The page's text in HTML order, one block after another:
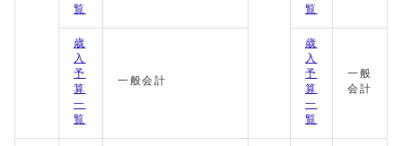
覧
覧
歳
入
予
算
一
覧
一般会計
歳
入
予
算
一
覧
一般
会計